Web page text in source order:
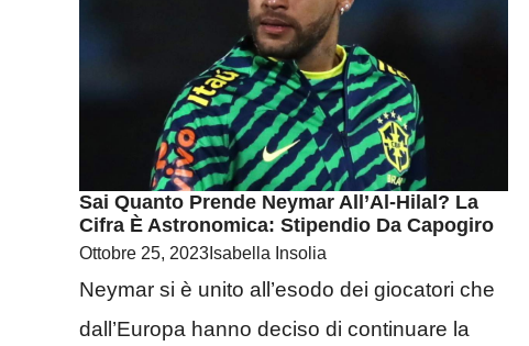
Sai Quanto Prende Neymar All’Al-Hilal? La
Cifra È Astronomica: Stipendio Da Capogiro
Ottobre 25, 2023 Isabella Insolia
Neymar si è unito all’esodo dei giocatori che
dall’Europa hanno deciso di continuare la